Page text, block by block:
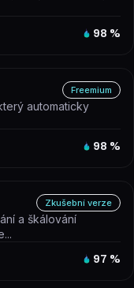
98 %
Freemium
automaticky
98 %
Zkušební verze
a škálování
97 %